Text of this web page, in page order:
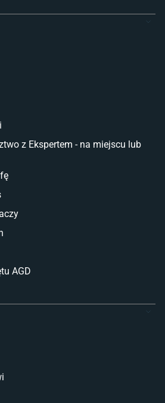
z Ekspertem - na miejscu lub
AGD